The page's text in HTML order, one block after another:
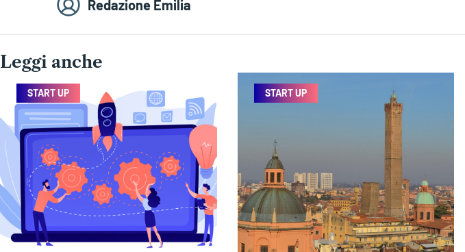
Redazione Emilia
Leggi anche
START UP START UP